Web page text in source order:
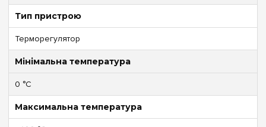
Тип пристрою
Терморегулятор
Мінімальна температура
0 °C
Максимальна температура